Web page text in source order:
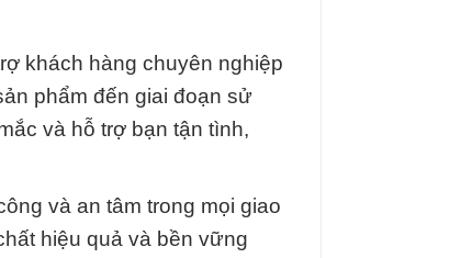
khách hàng chuyên nghiệp
phẩm đến giai đoạn sử
và hỗ trợ bạn tận tình,
và an tâm trong mọi giao
hiệu quả và bền vững